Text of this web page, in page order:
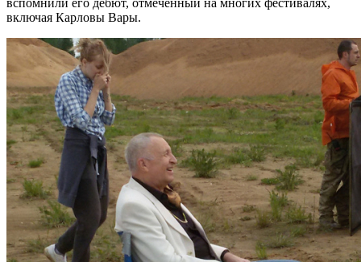
включая Карловы Вары.